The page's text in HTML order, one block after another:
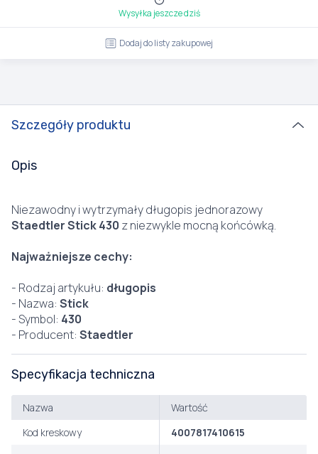
Wysyłka jeszcze dziś
Dodaj do listy zakupowej
Szczegóły produktu
Opis
Niezawodny i wytrzymały długopis jednorazowy
Staedtler Stick 430 z niezwykle mocną końcówką.
Najważniejsze cechy:
- Rodzaj artykułu: długopis
- Nazwa: Stick
- Symbol: 430
- Producent: Staedtler
Specyfikacja techniczna
Nazwa
Wartość
Kod kreskowy
4007817410615